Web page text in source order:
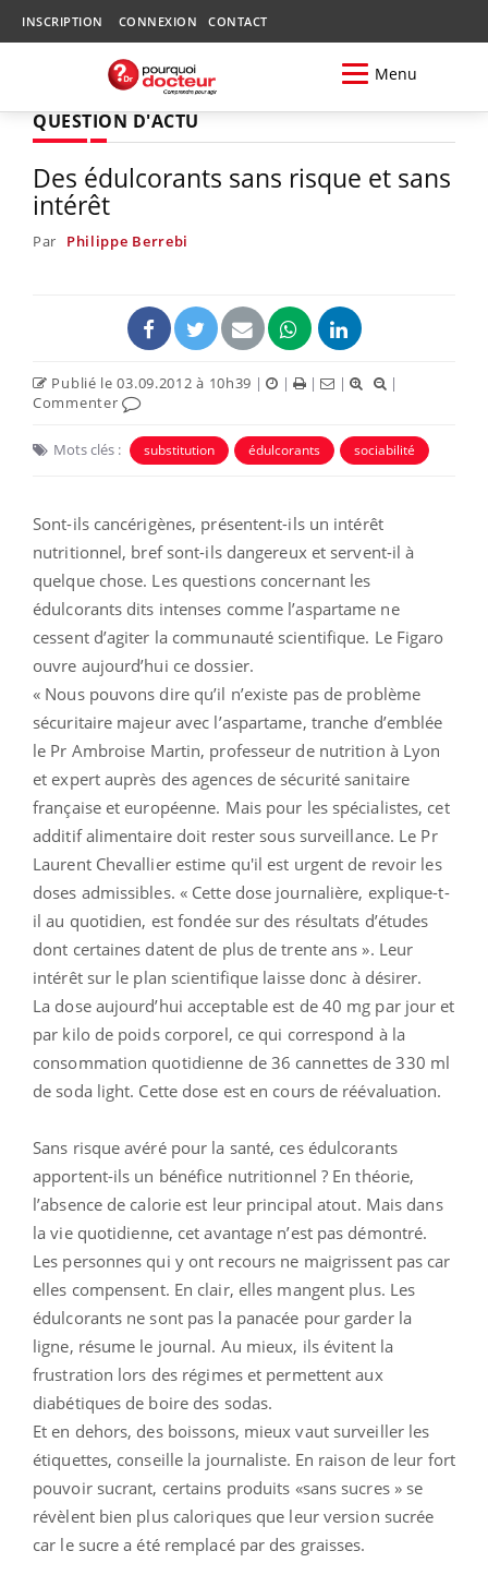
INSCRIPTION CONNEXION CONTACT
Menu
QUESTION D'ACTU
Des édulcorants sans risque et sans
intérêt
Par Philippe Berrebi
Publié le 03.09.2012 à 10h39 | | | |
|
Commenter
Mots clés : substitution édulcorants sociabilité
Sont-ils cancérigènes, présentent-ils un intérêt
nutritionnel, bref sont-ils dangereux et servent-il à
quelque chose. Les questions concernant les
édulcorants dits intenses comme l’aspartame ne
cessent d’agiter la communauté scientifique. Le Figaro
ouvre aujourd’hui ce dossier.
« Nous pouvons dire qu’il n’existe pas de problème
sécuritaire majeur avec l’aspartame, tranche d’emblée
le Pr Ambroise Martin, professeur de nutrition à Lyon
et expert auprès des agences de sécurité sanitaire
française et européenne. Mais pour les spécialistes, cet
additif alimentaire doit rester sous surveillance. Le Pr
Laurent Chevallier estime qu'il est urgent de revoir les
doses admissibles. « Cette dose journalière, explique-t-
il au quotidien, est fondée sur des résultats d’études
dont certaines datent de plus de trente ans ». Leur
intérêt sur le plan scientifique laisse donc à désirer.
La dose aujourd’hui acceptable est de 40 mg par jour et
par kilo de poids corporel, ce qui correspond à la
consommation quotidienne de 36 cannettes de 330 ml
de soda light. Cette dose est en cours de réévaluation.
Sans risque avéré pour la santé, ces édulcorants
apportent-ils un bénéfice nutritionnel ? En théorie,
l’absence de calorie est leur principal atout. Mais dans
la vie quotidienne, cet avantage n’est pas démontré.
Les personnes qui y ont recours ne maigrissent pas car
elles compensent. En clair, elles mangent plus. Les
édulcorants ne sont pas la panacée pour garder la
ligne, résume le journal. Au mieux, ils évitent la
frustration lors des régimes et permettent aux
diabétiques de boire des sodas.
Et en dehors, des boissons, mieux vaut surveiller les
étiquettes, conseille la journaliste. En raison de leur fort
pouvoir sucrant, certains produits «sans sucres » se
révèlent bien plus caloriques que leur version sucrée
car le sucre a été remplacé par des graisses.